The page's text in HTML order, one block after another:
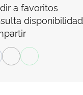
a favoritos
disponibilidad